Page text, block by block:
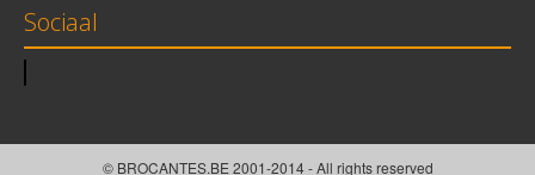
Sociaal
© BROCANTES.BE 2001-2014 - All rights reserved